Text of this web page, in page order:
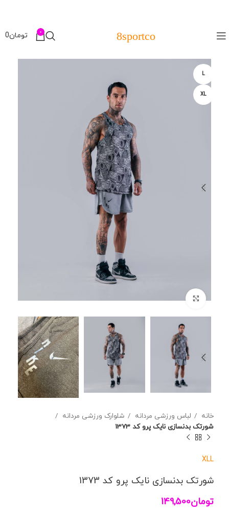
8sportco
0 تومان0
L
XL
برای بزرگنمایی کلیک کنید
خانه لباس ورزشی مردانه
شلوارک ورزشی مردانه
شورتک بدنسازی نایک پرو کد 1373
L
XL
شورتک بدنسازی نایک پرو کد 1373
تومان149,500